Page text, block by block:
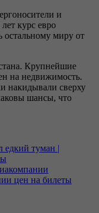
и
курс евро
остальному миру от
Крупнейшие
на недвижимость.
накидывали сверху
шансы, что
едкий туман |
цен на билеты